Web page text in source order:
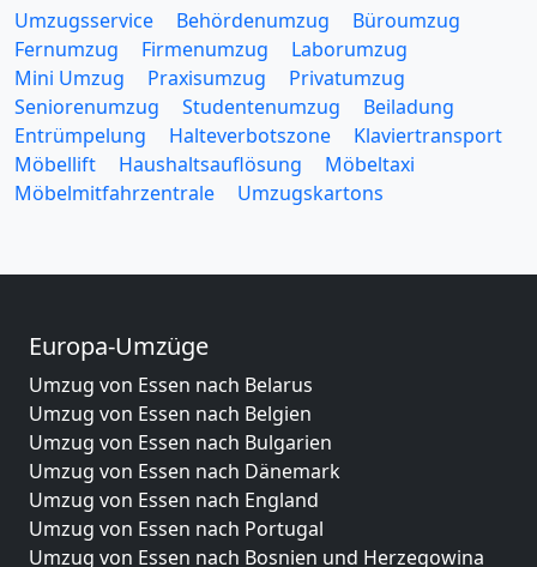
Umzugsservice Behördenumzug
Büroumzug
Fernumzug
Firmenumzug
Laborumzug
Mini Umzug
Praxisumzug
Privatumzug
Seniorenumzug
Studentenumzug
Beiladung
Entrümpelung
Halteverbotszone
Klaviertransport
Möbellift
Haushaltsauflösung
Möbeltaxi
Möbelmitfahrzentrale
Umzugskartons
Europa-Umzüge
Umzug von Essen nach Belarus
Umzug von Essen nach Belgien
Umzug von Essen nach Bulgarien
Umzug von Essen nach Dänemark
Umzug von Essen nach England
Umzug von Essen nach Portugal
Umzug von Essen nach Bosnien und Herzegowina